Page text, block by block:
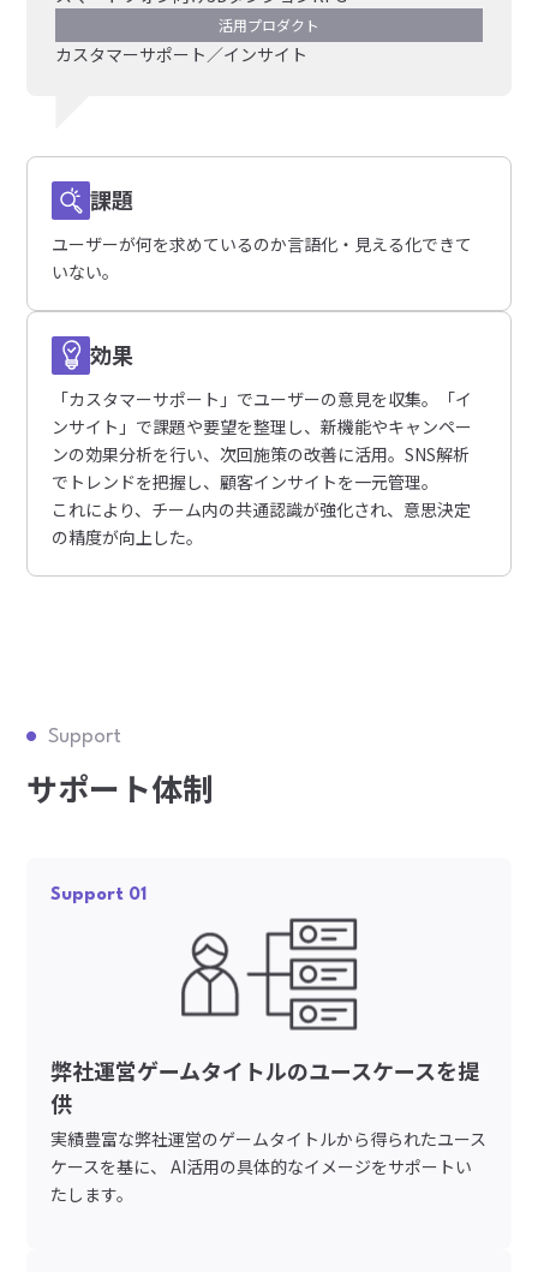
活用プロダクト
カスタマーサポート／インサイト
課題
ユーザーが何を求めているのか言語化・見える化できて
いない。
効果
「カスタマーサポート」でユーザーの意見を収集。「イ
ンサイト」で課題や要望を整理し、新機能やキャンペー
ンの効果分析を行い、次回施策の改善に活用。SNS解析
でトレンドを把握し、顧客インサイトを一元管理。
これにより、チーム内の共通認識が強化され、意思決定
の精度が向上した。
Support
サポート体制
Support 01
弊社運営ゲームタイトルのユースケースを提
供
実績豊富な弊社運営のゲームタイトルから得られたユース
ケースを基に、 AI活用の具体的なイメージをサポートい
たします。